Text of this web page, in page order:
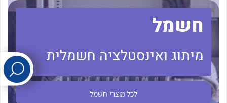
לכל מוצרי היצרן
חשמל
מיתוג ואינסטלציה חשמלית
לכל מוצרי חשמל